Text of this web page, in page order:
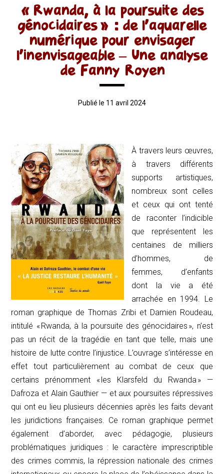
« Rwanda, à la poursuite des
génocidaires » : de l’aquarelle
numérique pour envisager
l’inenvisageable – Une analyse
de Fanny Royen
Publié le 11 avril 2024
À travers leurs œuvres,
à travers différents
supports artistiques,
nombreux sont celles
et ceux qui ont tenté
de raconter l’indicible
que représentent les
centaines de milliers
d’hommes, de
femmes, d’enfants
dont la vie a été
arrachée en 1994. Le
roman graphique de Thomas Zribi et Damien Roudeau,
intitulé « Rwanda, à la poursuite des génocidaires », n’est
pas un récit de la tragédie en tant que telle, mais une
histoire de lutte contre l’injustice. L’ouvrage s’intéresse en
effet tout particulièrement au combat de ceux que
certains prénomment « les Klarsfeld du Rwanda » —
Dafroza et Alain Gauthier — et aux poursuites répressives
qui ont eu lieu plusieurs décennies après les faits devant
les juridictions françaises. Ce roman graphique permet
également d’aborder, avec pédagogie, plusieurs
problématiques juridiques : le caractère imprescriptible
des crimes commis, la répression nationale des crimes